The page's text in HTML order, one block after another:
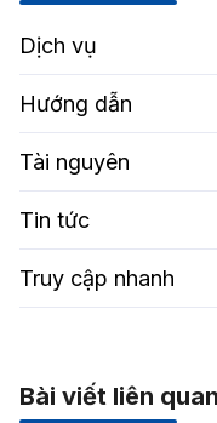
Dịch vụ
Hướng dẫn
Tài nguyên
Tin tức
Truy cập nhanh
Bài viết liên quan